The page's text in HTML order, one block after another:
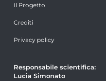
Il Progetto
Crediti
Privacy policy
Responsabile scientifica:
Lucia Simonato